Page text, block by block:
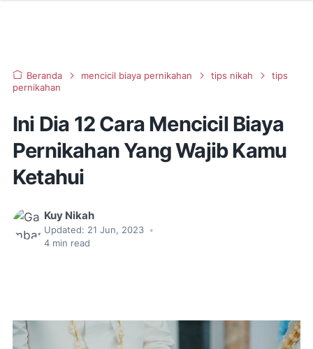
Beranda mencicil biaya pernikahan tips nikah
tips
pernikahan
Ini Dia 12 Cara Mencicil Biaya
Pernikahan Yang Wajib Kamu
Ketahui
Kuy Nikah
Updated: 21 Jun, 2023 •
4 min read